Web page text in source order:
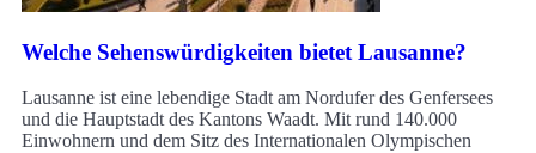
Welche Sehenswürdigkeiten bietet Lausanne?
Lausanne ist eine lebendige Stadt am Nordufer des Genfersees
und die Hauptstadt des Kantons Waadt. Mit rund 140.000
Einwohnern und dem Sitz des Internationalen Olympischen